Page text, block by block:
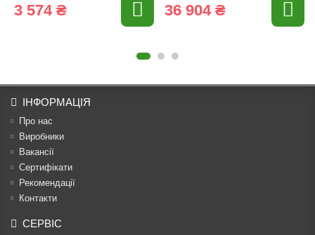
3 574 ₴ 36 904 ₴
ІНФОРМАЦІЯ
Про нас
Виробники
Вакансії
Сертифікати
Рекомендації
Контакти
СЕРВІС